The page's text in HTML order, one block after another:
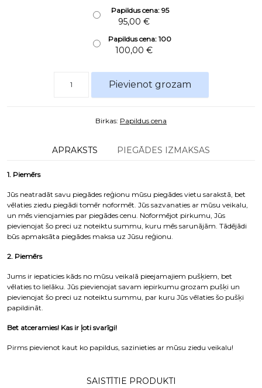
Papildus cena: 95
95,00 €
Papildus cena: 100
100,00 €
Pievienot grozam
Birkas: Papildus cena
APRAKSTS PIEGĀDES IZMAKSAS
1. Piemērs
Jūs neatradāt savu piegādes reģionu mūsu piegādes vietu sarakstā, bet
vēlaties ziedu piegādi tomēr noformēt. Jūs sazvanaties ar mūsu veikalu,
un mēs vienojamies par piegādes cenu. Noformējot pirkumu, Jūs
pievienojat šo preci uz noteiktu summu, kuru mēs sarunājām. Tādējādi
būs apmaksāta piegādes maksa uz Jūsu reģionu.
2. Piemērs
Jums ir iepaticies kāds no mūsu veikalā pieejamajiem pušķiem, bet
vēlaties to lielāku. Jūs pievienojat savam iepirkumu grozam pušķi un
pievienojat šo preci uz noteiktu summu, par kuru Jūs vēlaties šo pušķi
papildināt.
Bet atceramies! Kas ir ļoti svarīgi!
Pirms pievienot kaut ko papildus, sazinieties ar mūsu ziedu veikalu!
SAISTĪTIE PRODUKTI